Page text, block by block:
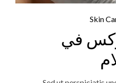
Skin
في